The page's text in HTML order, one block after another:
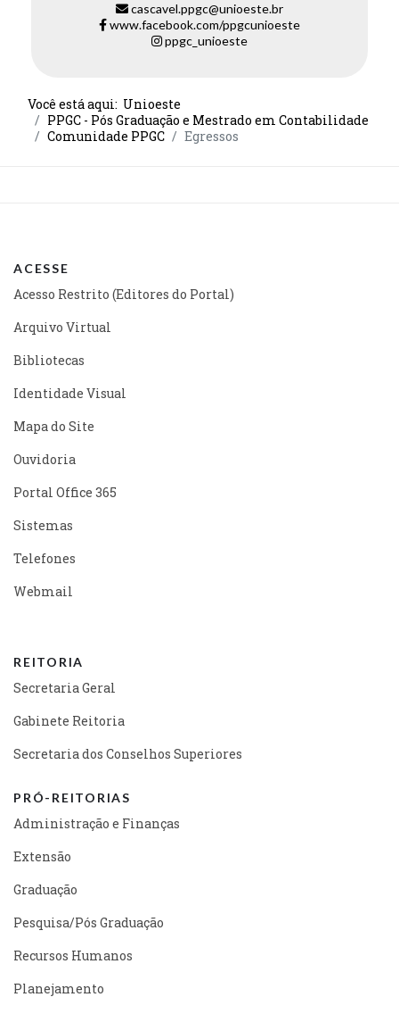
cascavel.ppgc@unioeste.br
www.facebook.com/ppgcunioeste
ppgc_unioeste
Você está aqui: Unioeste
PPGC - Pós Graduação e Mestrado em Contabilidade
Comunidade PPGC
Egressos
ACESSE
Acesso Restrito (Editores do Portal)
Arquivo Virtual
Bibliotecas
Identidade Visual
Mapa do Site
Ouvidoria
Portal Office 365
Sistemas
Telefones
Webmail
REITORIA
Secretaria Geral
Gabinete Reitoria
Secretaria dos Conselhos Superiores
PRÓ-REITORIAS
Administração e Finanças
Extensão
Graduação
Pesquisa/Pós Graduação
Recursos Humanos
Planejamento